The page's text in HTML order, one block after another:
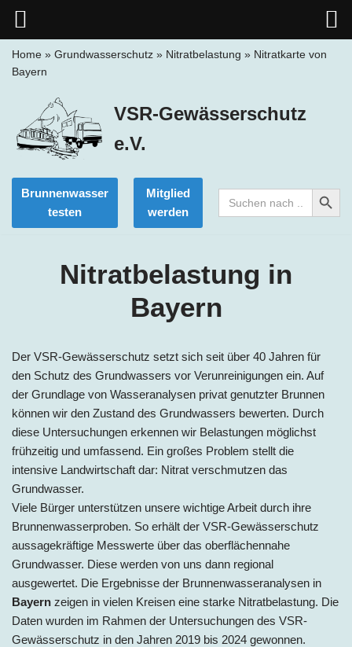
Zum
springen
Home » Grundwasserschutz » Nitratbelastung » Nitratkarte von
Bayern
VSR-Gewässerschutz
e.V.
Brunnenwasser
testen
Mitglied
werden
Search
for:
Search Button
Nitratbelastung in
Bayern
Der VSR-Gewässerschutz setzt sich seit über 40 Jahren für
den Schutz des Grundwassers vor Verunreinigungen ein. Auf
der Grundlage von Wasseranalysen privat genutzter Brunnen
können wir den Zustand des Grundwassers bewerten. Durch
diese Untersuchungen erkennen wir Belastungen möglichst
frühzeitig und umfassend. Ein großes Problem stellt die
intensive Landwirtschaft dar: Nitrat verschmutzen das
Grundwasser.
Viele Bürger unterstützen unsere wichtige Arbeit durch ihre
Brunnenwasserproben. So erhält der VSR-Gewässerschutz
aussagekräftige Messwerte über das oberflächennahe
Grundwasser. Diese werden von uns dann regional
ausgewertet. Die Ergebnisse der Brunnenwasseranalysen in
Bayern zeigen in vielen Kreisen eine starke Nitratbelastung. Die
Daten wurden im Rahmen der Untersuchungen des VSR-
Gewässerschutz in den Jahren 2019 bis 2024 gewonnen.